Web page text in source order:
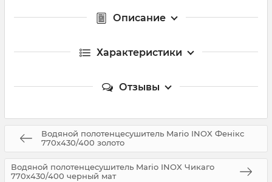
Описание
Характеристики
Отзывы
Водяной полотенцесушитель Mario INOX Фенікс
770х430/400 золото
Водяной полотенцесушитель Mario INOX Чикаго
770х430/400 черный мат